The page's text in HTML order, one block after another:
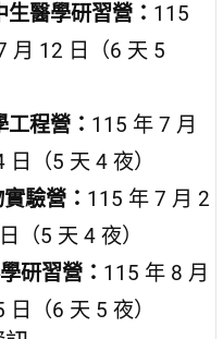
醫學研習營： 115
月 12 日（6 天 5
程營： 115 年 7 月
（5 天 4 夜）
驗營： 115 年 7 月 2
（5 天 4 夜）
研習營： 115 年 8 月
（6 天 5 夜）